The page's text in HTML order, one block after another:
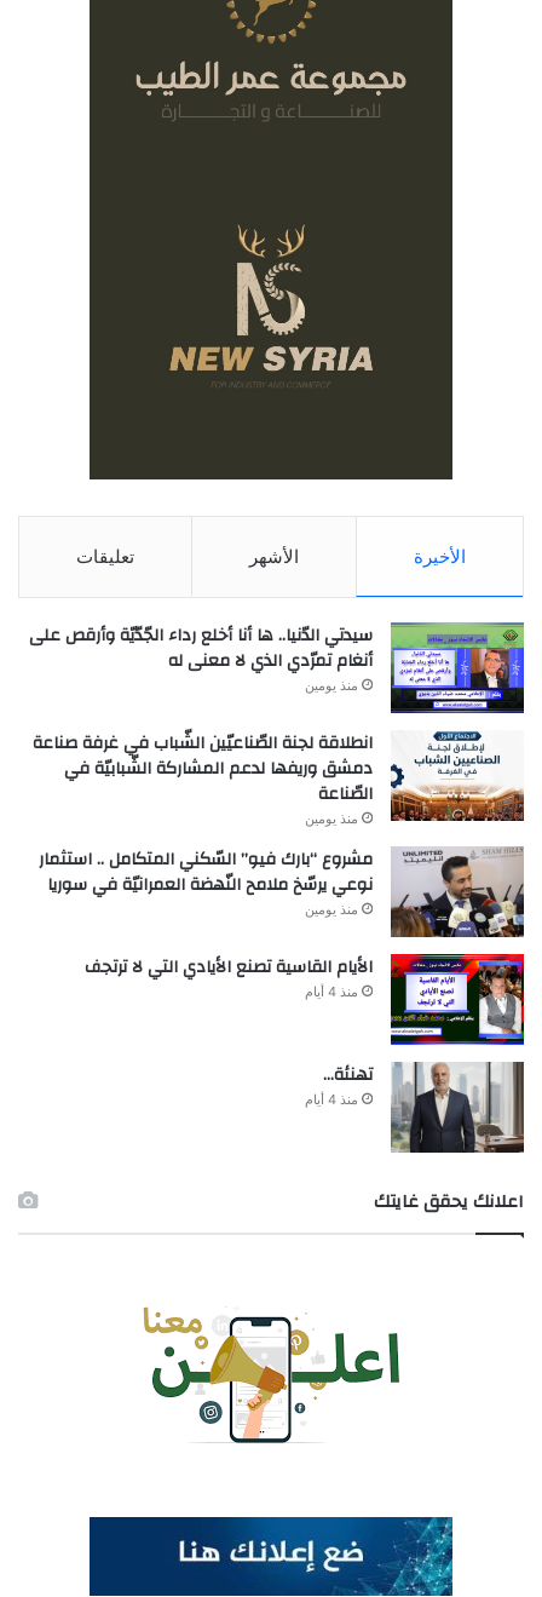
الأخيرة الأشهر تعليقات
سيدتي الدّنيا.. ها أنا أخلع رداء الجّدّيّة وأرقص على
أنغام تمرّدي الذي لا معنى له
منذ يومين
انطلاقة لجنة الصّناعيّين الشّباب في غرفة صناعة
دمشق وريفها لدعم المشاركة الشّبابيّة في
الصّناعة
منذ يومين
مشروع “بارك فيو” السّكني المتكامل .. استثمار
نوعي يرسّخ ملامح النّهضة العمرانيّة في سوريا
منذ يومين
الأيام القاسية تصنع الأيادي التي لا ترتجف
منذ 4 أيام
تهنئة…
منذ 4 أيام
اعلانك يحقق غايتك